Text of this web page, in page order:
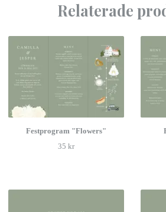
Relaterade
Festprogram "Flowers"
35 kr